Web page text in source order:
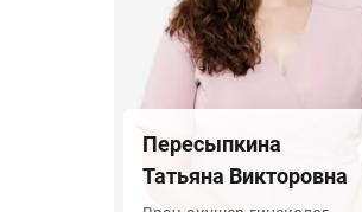
Пересыпкина
Татьяна Викторовна